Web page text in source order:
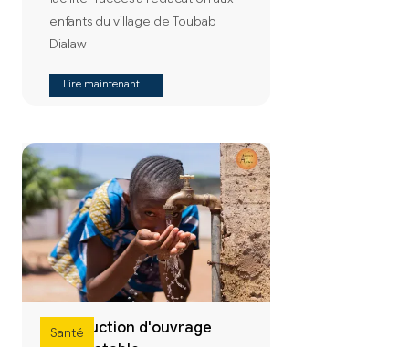
enfants du village de Toubab
Dialaw
Lire maintenant
Santé
Construction d'ouvrage